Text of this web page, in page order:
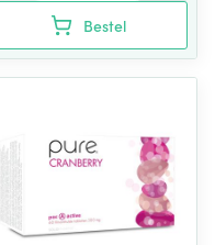
Bestel